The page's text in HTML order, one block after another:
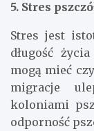
5. Stres
Stres jest
długość
mogą mieć
migracje
koloniami
odporność